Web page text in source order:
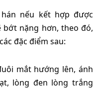
nếu kết hợp được
nặng hơn, theo đó,
đặc điểm sau:
mắt hướng lên, ánh
lòng đen lòng trắng